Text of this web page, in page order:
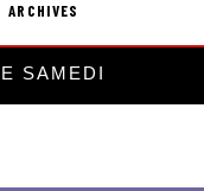
ARCHIVES
SAMEDI